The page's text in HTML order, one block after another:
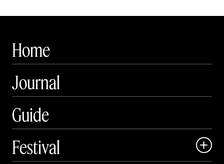
Home
Journal
Guide
Festival
